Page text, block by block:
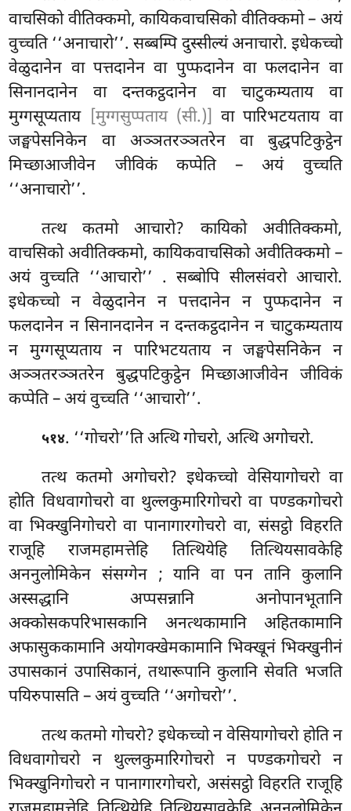
वाचसिको वीतिक्कमो, कायिकवाचसिको वीतिक्कमो – अयं
वुच्चति ‘‘अनाचारो’’. सब्बम्पि दुस्सील्यं अनाचारो. इधेकच्चो
वेळुदानेन वा पत्तदानेन वा पुप्फदानेन वा फलदानेन वा
सिनानदानेन वा दन्तकट्ठदानेन वा चाटुकम्यताय वा
मुग्गसूप्यताय [मुग्गसुप्पताय (सी.)] वा पारिभटयताय वा
जङ्घपेसनिकेन वा अञ्ञतरञ्ञतरेन वा बुद्धपटिकुट्ठेन
मिच्छाआजीवेन जीविकं कप्पेति – अयं वुच्चति
‘‘अनाचारो’’.
तत्थ कतमो आचारो? कायिको अवीतिक्कमो,
वाचसिको अवीतिक्कमो, कायिकवाचसिको अवीतिक्कमो –
अयं वुच्चति ‘‘आचारो’’ . सब्बोपि सीलसंवरो आचारो.
इधेकच्चो न वेळुदानेन न पत्तदानेन न पुप्फदानेन न
फलदानेन न सिनानदानेन न दन्तकट्ठदानेन न चाटुकम्यताय
न मुग्गसूप्यताय न पारिभटयताय न जङ्घपेसनिकेन न
अञ्ञतरञ्ञतरेन बुद्धपटिकुट्ठेन मिच्छाआजीवेन जीविकं
कप्पेति – अयं वुच्चति ‘‘आचारो’’.
५१४. ‘‘गोचरो’’ति अत्थि गोचरो, अत्थि अगोचरो.
तत्थ कतमो अगोचरो? इधेकच्चो वेसियागोचरो वा
होति विधवागोचरो वा थुल्लकुमारिगोचरो वा पण्डकगोचरो
वा भिक्खुनिगोचरो वा पानागारगोचरो वा, संसट्ठो विहरति
राजूहि राजमहामत्तेहि तित्थियेहि तित्थियसावकेहि
अननुलोमिकेन संसग्गेन ; यानि वापन तानि कुलानि
अस्सद्धानि अप्पसन्नानि अनोपानभूतानि
अक्कोसकपरिभासकानि अनत्थकामानि अहितकामानि
अफासुककामानि अयोगक्खेमकामानि भिक्खूनं भिक्खुनीनं
उपासकानं उपासिकानं, तथारूपानि कुलानि सेवति भजति
पयिरुपासति – अयं वुच्चति ‘‘अगोचरो’’.
तत्थ कतमो गोचरो? इधेकच्चो न वेसियागोचरो होति न
विधवागोचरो न थुल्लकुमारिगोचरो न पण्डकगोचरो न
भिक्खुनिगोचरो न पानागारगोचरो, असंसट्ठो विहरति राजूहि